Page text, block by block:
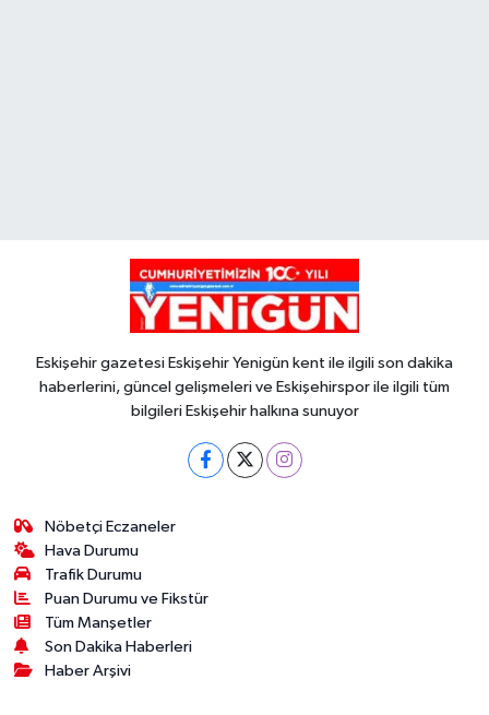
Eskişehir gazetesi Eskişehir Yenigün kent ile ilgili son dakika
haberlerini, güncel gelişmeleri ve Eskişehirspor ile ilgili tüm
bilgileri Eskişehir halkına sunuyor
Nöbetçi Eczaneler
Hava Durumu
Trafik Durumu
Puan Durumu ve Fikstür
Tüm Manşetler
Son Dakika Haberleri
Haber Arşivi